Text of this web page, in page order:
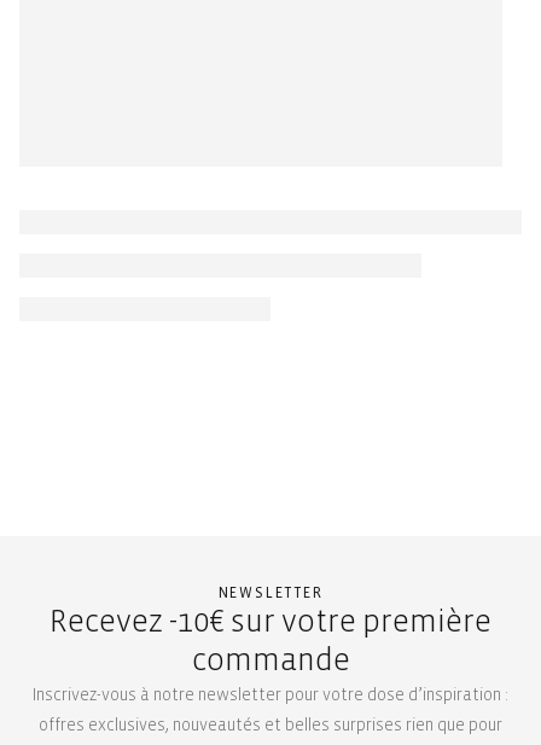
NEWSLETTER
Recevez -10€ sur votre première
commande
Inscrivez-vous à notre newsletter pour votre dose d’inspiration :
offres exclusives, nouveautés et belles surprises rien que pour